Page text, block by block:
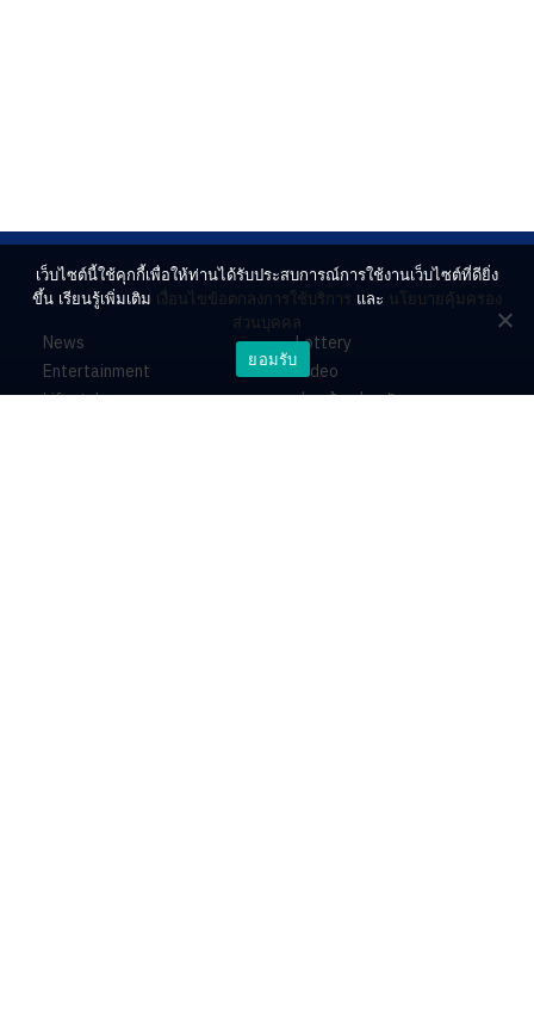
News
Entertainment
Lifestyle
Lottery
Video
ร่วมด้วยช่วยกัน
เว็บไซต์นี้ใช้คุกกี้เพื่อให้ท่านได้รับประสบการณ์การใช้งานเว็บไซต์ที่ดียิ่ง
ขึ้น เรียนรู้เพิ่มเติม เงื่อนไขข้อตกลงการใช้บริการ และ นโยบายคุ้มครอง
ส่วนบุคคล
ยอมรับ